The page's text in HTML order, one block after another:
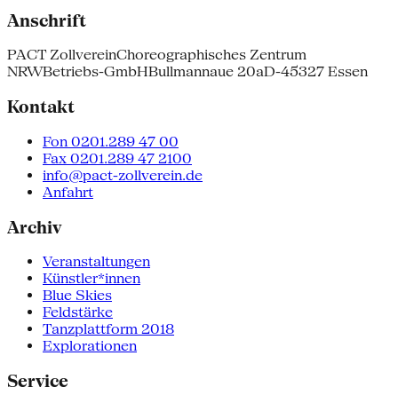
Anschrift
PACT ZollvereinChoreographisches Zentrum
NRWBetriebs-GmbHBullmannaue 20aD-45327 Essen
Kontakt
Fon 0201.289 47 00
Fax 0201.289 47 2100
info@pact-zollverein.de
Anfahrt
Archiv
Veranstaltungen
Künstler*innen
Blue Skies
Feldstärke
Tanzplattform 2018
Explorationen
Service